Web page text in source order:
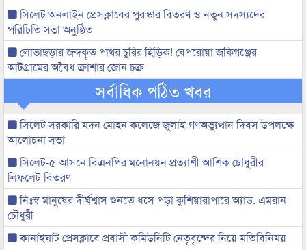
সিলেট অনলাইন প্রেসক্লাবের পুরস্কার বিতরণ ও নতুন সদস্যদের
পরিচিতি সভা অনুষ্ঠিত
লোভাছড়ার জব্দকৃত পাথর চুরির হিড়িক! বেপরোয়া জকিগঞ্জের
আটগ্রামের অবৈধ ক্রাশার জোন চক্র
সর্বাধিক পঠিত খবর
সিলেট সরকারি মদন মোহন কলেজে জুলাই গণঅভ্যুত্থান দিবস উপলক্ষে
আলোচনা সভা
সিলেট-৫ আসনে বিএনপির মনোনয়ন প্রত্যাশী আশিক চৌধুরীর
লিফলেট বিতরণ
নিঃস্ব মানুষের দীর্ঘশ্বাস শুনতে ধসে পড়া কুশিয়ারাপারে অ্যাড. এমরান
চৌধুরী
কানাইঘাট প্রেসক্লাবে প্রবাসী কমিউনিটি নেতৃবৃন্দের নিয়ে মতিবিনিময়